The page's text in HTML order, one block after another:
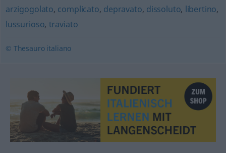
arzigogolato, complicato, depravato, dissoluto, libertino,
lussurioso, traviato
© Thesauro italiano